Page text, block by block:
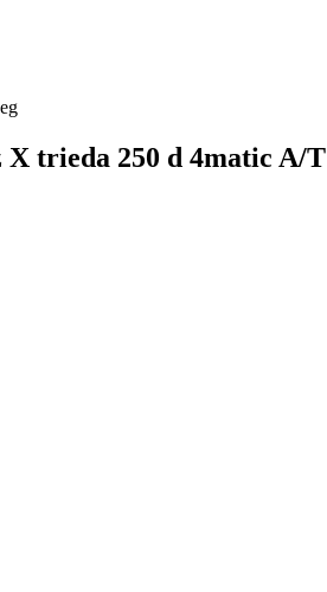
X trieda 250 d 4matic A/T